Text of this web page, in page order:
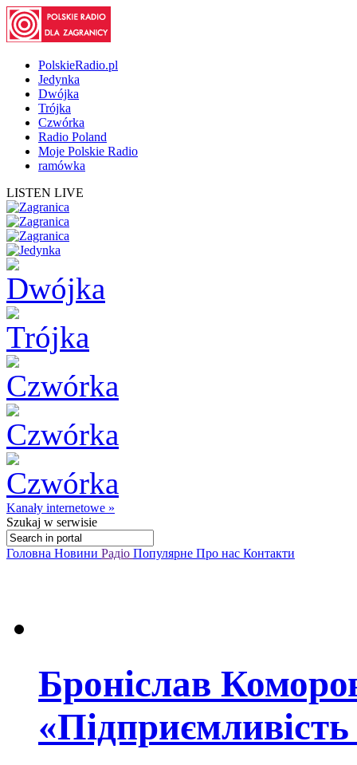
PolskieRadio.pl
Jedynka
Dwójka
Trójka
Czwórka
Radio Poland
Moje Polskie Radio
ramówka
LISTEN LIVE
Kanały internetowe »
Szukaj w serwisie
Головна Новини Радіо Популярне Про нас Контакти
Броніслав